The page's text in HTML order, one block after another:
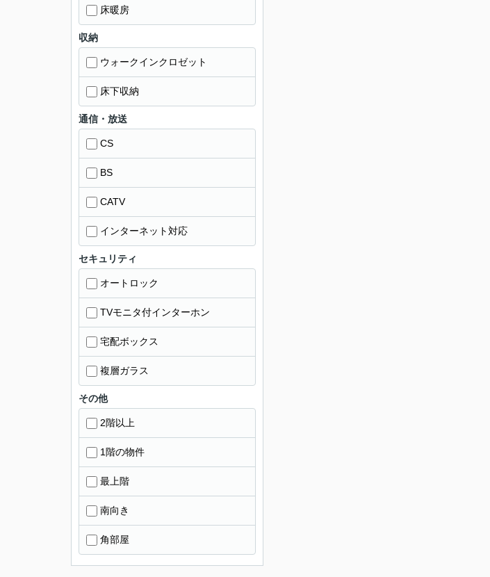
床暖房
収納
ウォークインクロゼット
床下収納
通信・放送
CS
BS
CATV
インターネット対応
セキュリティ
オートロック
TVモニタ付インターホン
宅配ボックス
複層ガラス
その他
2階以上
1階の物件
最上階
南向き
角部屋